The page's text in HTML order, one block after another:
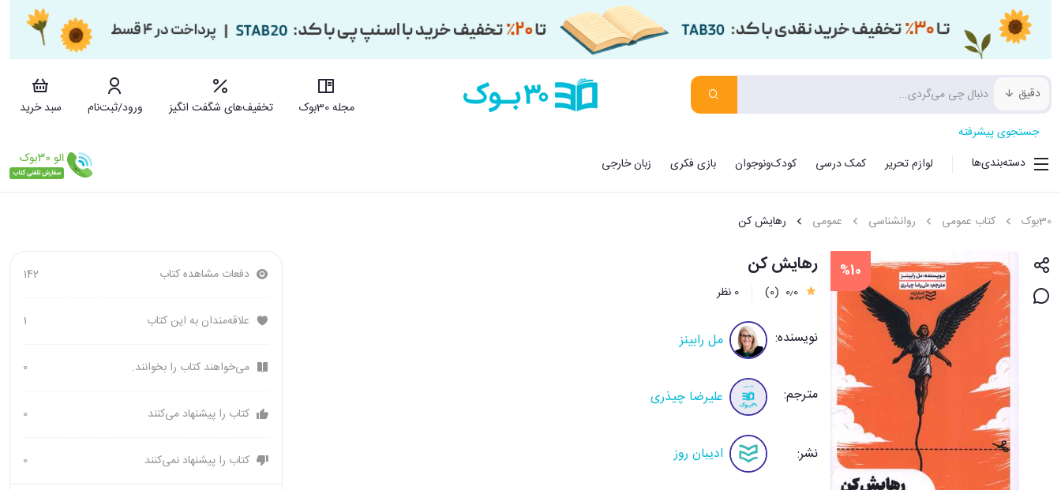
دقیق
مجله 30بوک تخفیف‌های شگفت انگیز ورود/ثبت‌نام
سبد خرید
جستجوی پیشرفته
دسته‌بندی‌ها
لوازم تحریر کمک درسی کودک‌ونوجوان بازی فکری زبان خارجی
30بوک کتاب عمومی روانشناسی عمومی رهایش کن
%10 رهایش کن
0٫0 (0) 0 نظر
نویسنده: مل رابینز
مترجم: علیرضا چیذری
نشر: ادیبان روز
دفعات مشاهده کتاب 142
علاقه‌مندان به این کتاب 1
می‌خواهند کتاب را بخوانند. 0
کتاب را پیشنهاد می‌کنند 0
کتاب را پیشنهاد نمی‌کنند 0